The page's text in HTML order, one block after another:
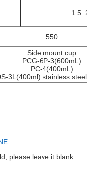
1.5
550
Side mount cup
PCG-6P-3(600mL)
PC-4(400mL)
3L(400ml) stainless
please leave it blank.